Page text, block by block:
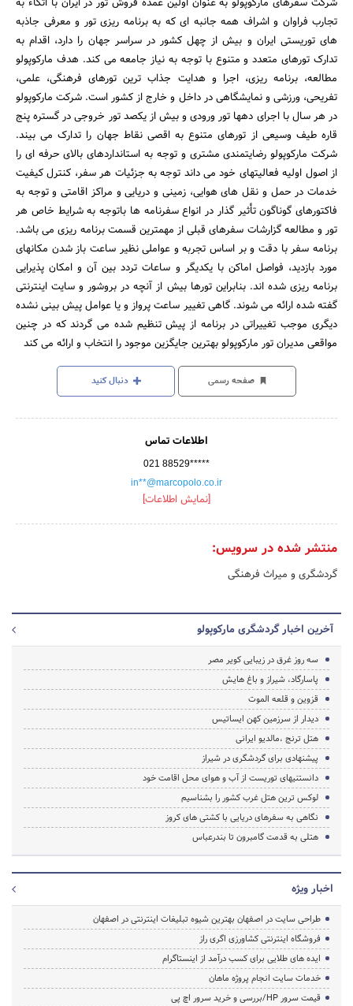
تجارب فراوان و اشراف همه جانبه ای که به برنامه ریزی تور و معرفی جاذبه
های توریستی ایران و بیش از چهل کشور در سراسر جهان را دارد، اقدام به
تدارک تورهای متعدد و متنوع با توجه به نیاز جامعه می کند. هدف مارکوپولو
مطالعه، برنامه ریزی، اجرا و هدایت جذاب ترین تورهای فرهنگی، علمی،
تفریحی، ورزشی و نمایشگاهی در داخل و خارج از کشور است. شرکت مارکوپولو
در هر سال با اجرای دهها تور ورودی و بیش از یکصد تور خروجی در گستره پنج
قاره طیف وسیعی از تورهای متنوع به اقصی نقاط جهان را تدارک می بیند.
شرکت مارکوپولو رضایتمندی مشتری و توجه به استانداردهای بالای حرفه ای را
از اصول اولیه فعالیتهای خود می داند توجه به جزئیات هر سفر، کنترل کیفیت
خدمات در حمل و نقل های هوایی، زمینی و دریایی و مراکز اقامتی و توجه به
فاکتورهای گوناگون تأثیر گذار در انواع سفرنامه ها باتوجه به شرایط خاص هر
تور و مطالعه گزارشات سفرهای قبلی از مهمترین قسمت برنامه ریزی می باشد.
برنامه سفر با دقت و بر اساس تجربه و عواملی نظیر ساعت باز شدن مکانهای
مورد بازدید، فواصل اماکن با یکدیگر و ساعات تردد بین آن و امکان پذیرایی
برنامه ریزی شده اند. بنابراین تورها بیش از آنچه در بروشور و سایت اینترنتی
گفته شده ارائه می شوند. گاهی تغییر ساعت پرواز و یا عوامل پیش بینی نشده
دیگری موجب تغییراتی در برنامه از پیش تنظیم شده می گردند که در چنین
مواقعی مدیران تور مارکوپولو بهترین جایگزین موجود را انتخاب و ارائه می کند
صفحه رسمی دنبال کنید
اطلاعات تماس
021 88529*****
in**@marcopolo.co.ir
[نمایش اطلاعات]
منتشر شده در سرویس:
گردشگری و میراث فرهنگی
آخرین اخبار گردشگری مارکوپولو
سه روز غرق در زیبایی کویر مصر
پاسارگاد، شیراز و باغ هایش
قزوین و قلعه الموت
دیدار از سرزمین کهن ایساتیس
هتل ترنج ،مالدیو ایرانی
پیشنهادی برای گردشگری در شیراز
دانستنیهای توریست از آب و هوای محل اقامت خود
لوکس ترین هتل غرب کشور را بشناسیم
نگاهی به سفرهای دریایی با کشتی های کروز
هتلی به قدمت گامبرون تا بندرعباس
اخبار ویژه
طراحی سایت در اصفهان بهترین شیوه تبلیغات اینترنتی در اصفهان
فروشگاه اینترنتی کشاورزی اگری راز
ایده های طلایی برای کسب درآمد از اینستاگرام
خدمات سایت انجام پروژه ماهان
قیمت سرور HP/بررسی و خرید سرور اچ پی